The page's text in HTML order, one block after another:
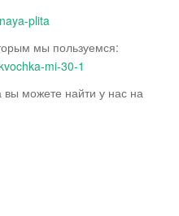
plita
мы пользуемся:
mi-30-1
вы можете найти у нас на